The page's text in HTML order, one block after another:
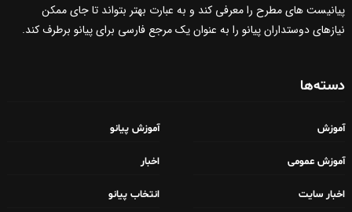
پیانیست های مطرح را معرفی کند و به عبارت بهتر بتواند تا جای ممکن
نیازهای دوستداران پیانو را به عنوان یک مرجع فارسی برای پیانو برطرف کند.
دسته‌ها
آموزش آموزش پیانو
آموزش عمومی اخبار
اخبار سایت انتخاب پیانو